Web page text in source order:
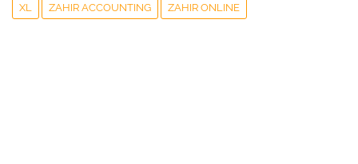
XL ZAHIR ACCOUNTING ZAHIR ONLINE